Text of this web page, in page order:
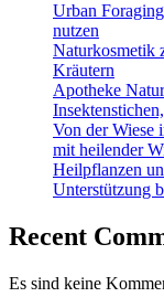
Urban
nutzen
Naturkosmetik
Kräutern
Apotheke
Von der Wiese
mit heilender
Heilpflanzen
Unterstützung
Recent
Es sind keine